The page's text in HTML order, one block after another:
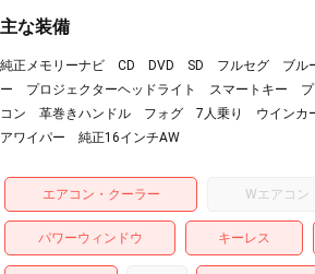
主な装備
純正メモリーナビ CD DVD SD フルセグ ブル
ー プロジェクターヘッドライト スマートキー
コン 革巻きハンドル フォグ 7人乗り ウインカ
アワイパー 純正16インチAW
エアコン・クーラー Wエアコン
パワーウィンドウ キーレス